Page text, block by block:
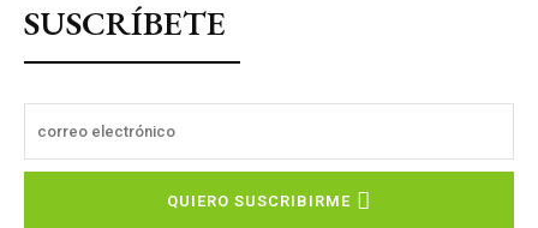
SUSCRÍBETE
QUIERO SUSCRIBIRME